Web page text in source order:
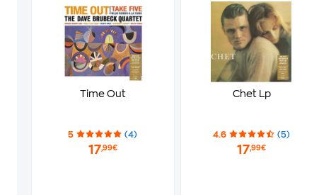
Time Out
5 (4)
17,99€
Chet Lp
4.6 (5)
17,99€